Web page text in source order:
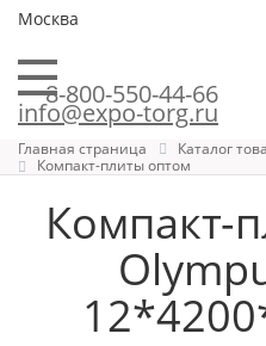
Москва
8-800-550-44-66
info@expo-torg.ru
Главная страница Каталог
Компакт-плиты оптом
Компакт-